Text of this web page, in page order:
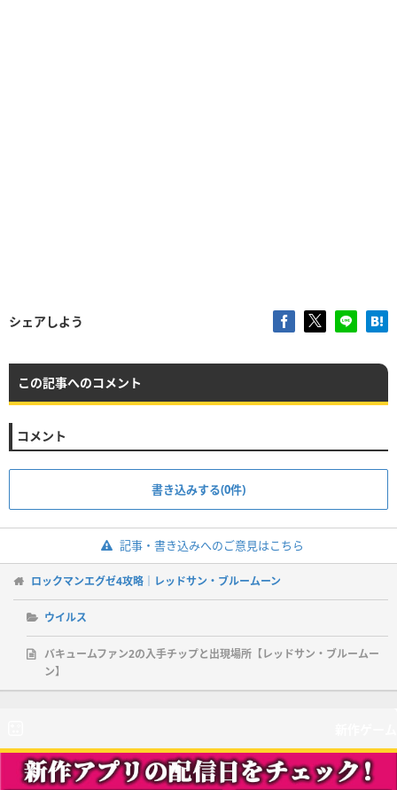
シェアしよう
この記事へのコメント
コメント
書き込みする(0件)
記事・書き込みへのご意見はこちら
ロックマンエグゼ4攻略｜レッドサン・ブルームーン
ウイルス
バキュームファン2の入手チップと出現場所【レッドサン・ブルームー
ン】